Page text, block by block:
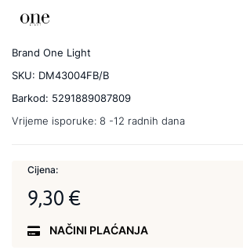
Brand One Light
SKU: DM43004FB/B
Barkod: 5291889087809
Vrijeme isporuke: 8 -12 radnih dana
Cijena:
9,30 €
NAČINI PLAĆANJA